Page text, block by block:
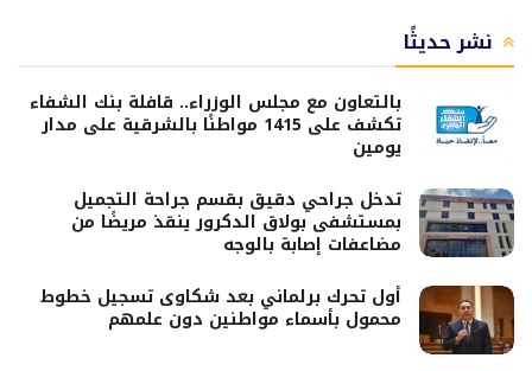
نشر حديثًا
بالتعاون مع مجلس الوزراء.. قافلة بنك الشفاء
تكشف على 1415 مواطنًا بالشرقية على مدار
يومين
تدخل جراحي دقيق بقسم جراحة التجميل
بمستشفى بولاق الدكرور ينقذ مريضًا من
مضاعفات إصابة بالوجه
أول تحرك برلماني بعد شكاوى تسجيل خطوط
محمول بأسماء مواطنين دون علمهم